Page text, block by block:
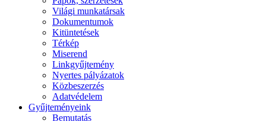
Világi munkatársak
Dokumentumok
Kitüntetések
Térkép
Miserend
Linkgyűjtemény
Nyertes pályázatok
Közbeszerzés
Adatvédelem
Gyűjteményeink
Bemutatás